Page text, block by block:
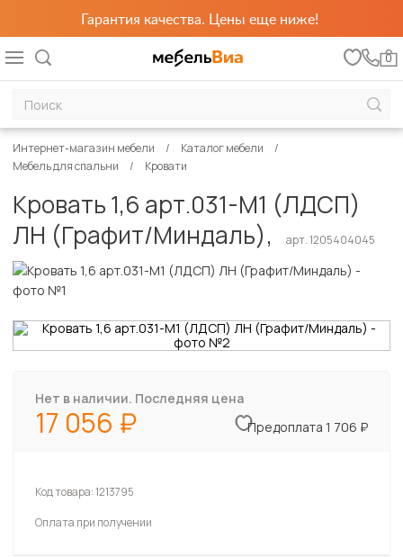
Гарантия качества. Цены еще ниже!
0
Интернет-магазин мебели
Каталог мебели
Мебель для спальни
Кровати
Кровать 1,6 арт.031-М1 (ЛДСП)
ЛН (Графит/Миндаль),
арт. 1205404045
Нет в наличии. Последняя цена
17 056 Предоплата 1 706 ₽
Код товара:1213795
Оплата при получении